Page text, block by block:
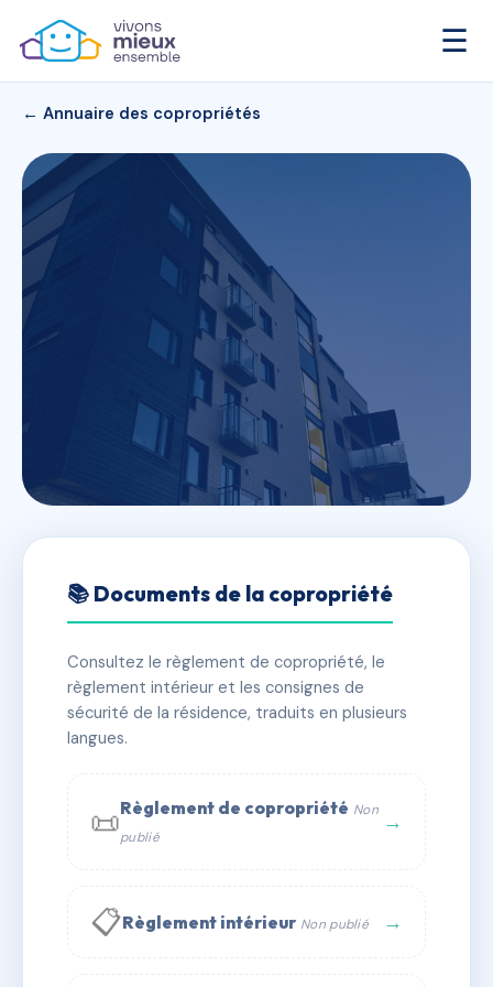
☰
← Annuaire des copropriétés
SDC 140 VAILLANT
⚠ IMMATRICULEE_RATTACHEMENT_EXPIRE
🏠 9 lots
🏗 3 bâtiment(s)
📞 Contacter Syndic Digital 💬 WhatsApp
✉ Email
📚 Documents de la copropriété
Consultez le règlement de copropriété, le
règlement intérieur et les consignes de
sécurité de la résidence, traduits en plusieurs
langues.
📜Règlement de copropriété Non
publié
→
📋Règlement intérieur Non publié →